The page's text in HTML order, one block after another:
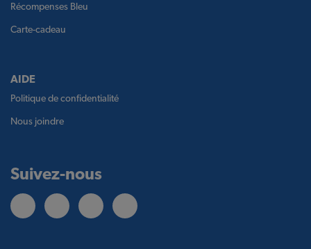
Récompenses Bleu
Carte-cadeau
AIDE
Politique de confidentialité
Nous joindre
Suivez-nous